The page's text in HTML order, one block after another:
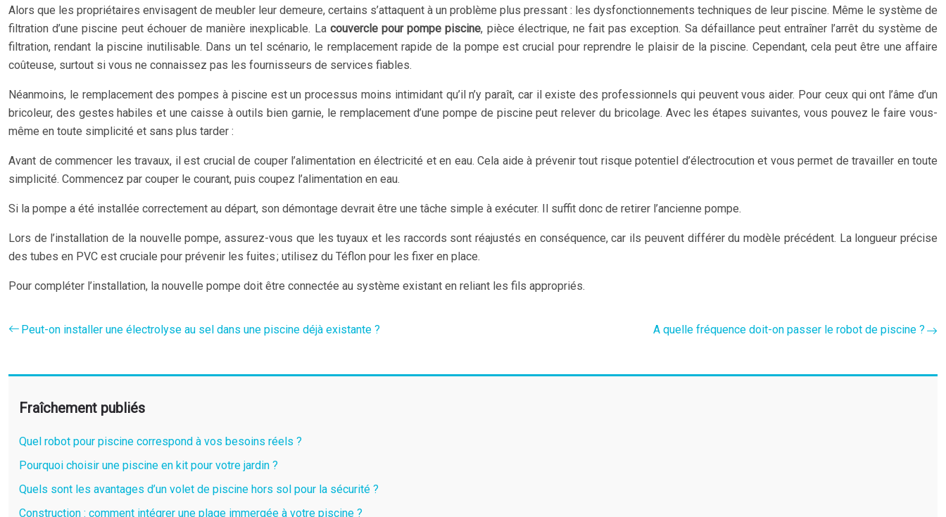
Alors que les propriétaires envisagent de meubler leur demeure, certains s’attaquent à un problème plus pressant : les dysfonctionnements techniques de leur piscine. Même le système de
filtration d’une piscine peut échouer de manière inexplicable. La couvercle pour pompe piscine, pièce électrique, ne fait pas exception. Sa défaillance peut entraîner l’arrêt du système de
filtration, rendant la piscine inutilisable. Dans un tel scénario, le remplacement rapide de la pompe est crucial pour reprendre le plaisir de la piscine. Cependant, cela peut être une affaire
coûteuse, surtout si vous ne connaissez pas les fournisseurs de services fiables.
Néanmoins, le remplacement des pompes à piscine est un processus moins intimidant qu’il n’y paraît, car il existe des professionnels qui peuvent vous aider. Pour ceux qui ont l’âme d’un
bricoleur, des gestes habiles et une caisse à outils bien garnie, le remplacement d’une pompe de piscine peut relever du bricolage. Avec les étapes suivantes, vous pouvez le faire vous-
même en toute simplicité et sans plus tarder :
Avant de commencer les travaux, il est crucial de couper l’alimentation en électricité et en eau. Cela aide à prévenir tout risque potentiel d’électrocution et vous permet de travailler en toute
simplicité. Commencez par couper le courant, puis coupez l’alimentation en eau.
Si la pompe a été installée correctement au départ, son démontage devrait être une tâche simple à exécuter. Il suffit donc de retirer l’ancienne pompe.
Lors de l’installation de la nouvelle pompe, assurez-vous que les tuyaux et les raccords sont réajustés en conséquence, car ils peuvent différer du modèle précédent. La longueur précise
des tubes en PVC est cruciale pour prévenir les fuites ; utilisez du Téflon pour les fixer en place.
Pour compléter l’installation, la nouvelle pompe doit être connectée au système existant en reliant les fils appropriés.
Peut-on installer une électrolyse au sel dans une piscine déjà existante ? A quelle fréquence doit-on passer le robot de piscine ?
Fraîchement publiés
Quel robot pour piscine correspond à vos besoins réels ?
Pourquoi choisir une piscine en kit pour votre jardin ?
Quels sont les avantages d’un volet de piscine hors sol pour la sécurité ?
Construction : comment intégrer une plage immergée à votre piscine ?